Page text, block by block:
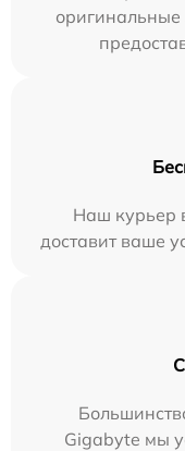
оригинальные
Наш курьер
доставит ваше
Gigabyte мы